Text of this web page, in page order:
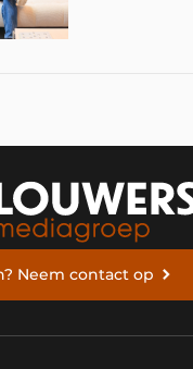
Neem contact op